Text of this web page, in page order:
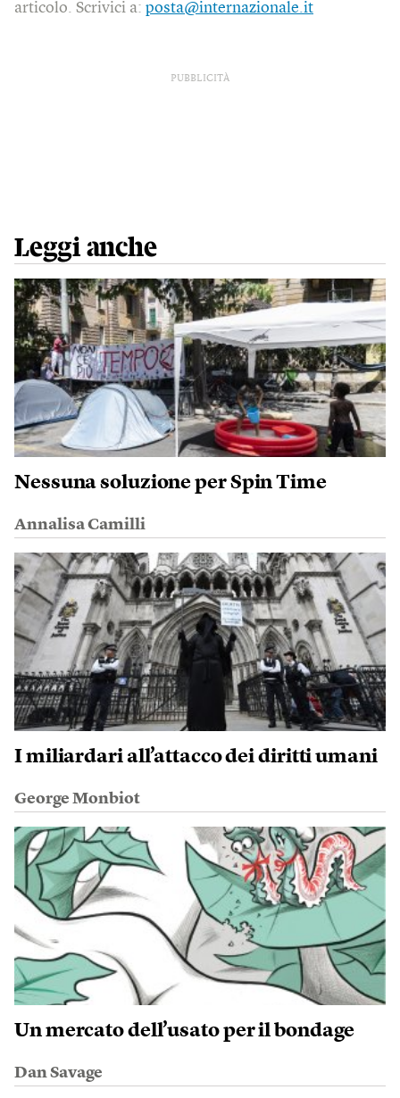
articolo. Scrivici a: posta@internazionale.it
PUBBLICITÀ
Leggi anche
Nessuna soluzione per Spin Time
Annalisa Camilli
I miliardari all’attacco dei diritti umani
George Monbiot
Un mercato dell’usato per il bondage
Dan Savage